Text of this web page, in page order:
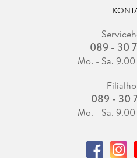
089 - 30
Mo. - Sa.
089 - 30
Mo. - Sa.